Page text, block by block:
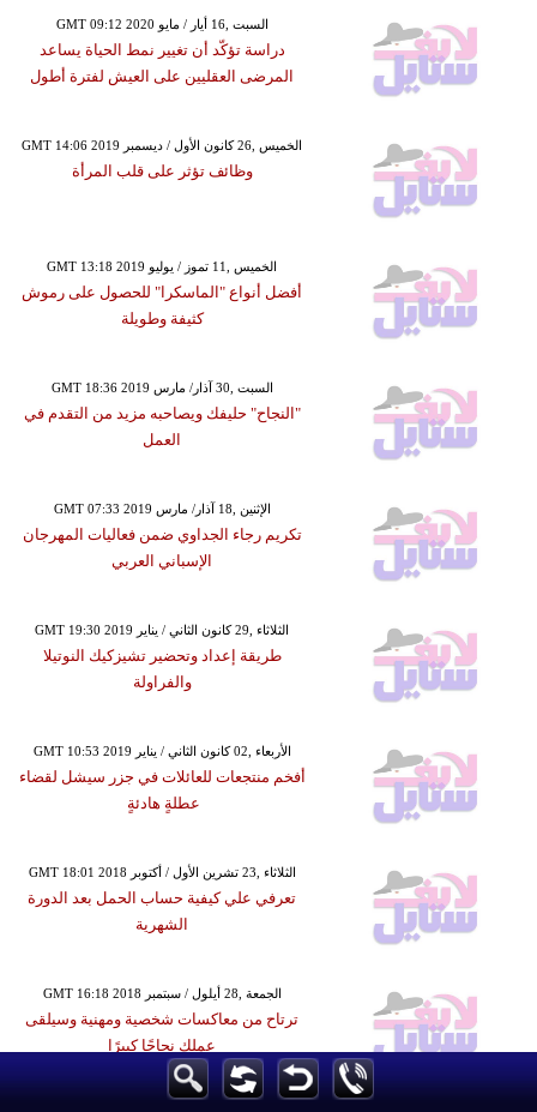
GMT 09:12 2020 السبت ,16 أيار / مايو
دراسة تؤكّد أن تغيير نمط الحياة يساعد
المرضى العقليين على العيش لفترة أطول
GMT 14:06 2019 الخميس ,26 كانون الأول / ديسمبر
وظائف تؤثر على قلب المرأة
GMT 13:18 2019 الخميس ,11 تموز / يوليو
أفضل أنواع "الماسكرا" للحصول على رموش
كثيفة وطويلة
GMT 18:36 2019 السبت ,30 آذار/ مارس
"النجاح" حليفك ويصاحبه مزيد من التقدم في
العمل
GMT 07:33 2019 الإثنين ,18 آذار/ مارس
تكريم رجاء الجداوي ضمن فعاليات المهرجان
الإسباني العربي
GMT 19:30 2019 الثلاثاء ,29 كانون الثاني / يناير
طريقة إعداد وتحضير تشيزكيك النوتيلا
والفراولة
GMT 10:53 2019 الأربعاء ,02 كانون الثاني / يناير
أفخم منتجعات للعائلات في جزر سيشل لقضاء
عطلةٍ هادئةٍ
GMT 18:01 2018 الثلاثاء ,23 تشرين الأول / أكتوبر
تعرفي علي كيفية حساب الحمل بعد الدورة
الشهرية
GMT 16:18 2018 الجمعة ,28 أيلول / سبتمبر
ترتاح من معاكسات شخصية ومهنية وسيلقى
عملك نجاحًا كبيرًا